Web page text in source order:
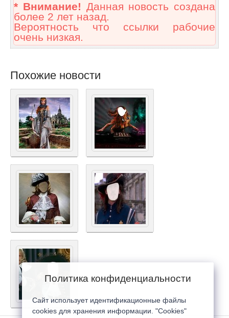
* Внимание! Данная новость создана
более 2 лет назад.
Вероятность что ссылки рабочие
очень низкая.
Похожие новости
Политика конфиденциальности
Сайт использует идентификационные файлы
cookies для хранения информации. "Cookies"